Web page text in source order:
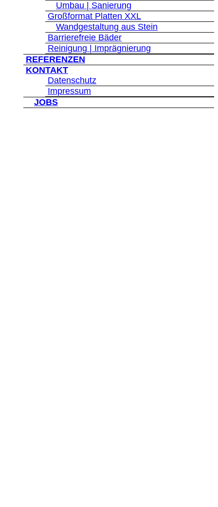
Umbau | Sanierung
Großformat Platten XXL
Wandgestaltung aus Stein
Barrierefreie Bäder
Reinigung | Imprägnierung
REFERENZEN
KONTAKT
Datenschutz
Impressum
JOBS